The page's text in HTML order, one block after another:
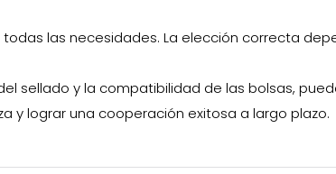
las necesidades. La elección correcta
sellado y la compatibilidad de las bolsas,
y lograr una cooperación exitosa a largo plazo.